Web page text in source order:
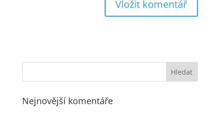
Nejnovější komentáře